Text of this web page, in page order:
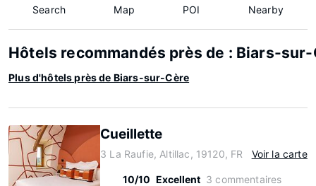
Search Map POI Nearby
Hôtels recommandés près de : Biars-
Plus d'hôtels près de Biars-sur-Cère
Cueillette
3 La Raufie, Altillac, 19120, FR Voir la carte
10/10 Excellent 3 commentaires